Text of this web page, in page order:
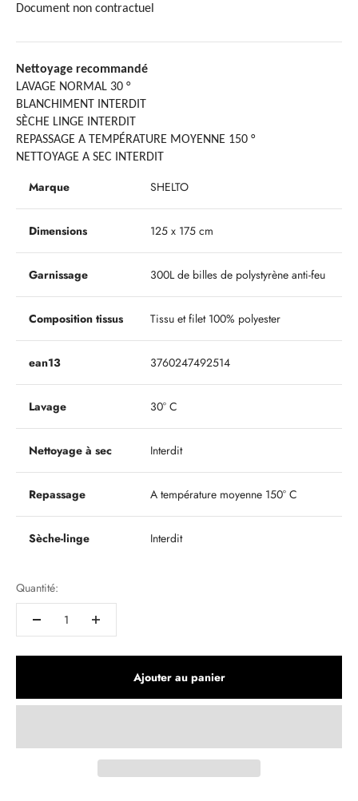
Document non contractuel
Nettoyage recommandé
LAVAGE NORMAL 30 °
BLANCHIMENT INTERDIT
SÈCHE LINGE INTERDIT
REPASSAGE A TEMPÉRATURE MOYENNE 150 °
NETTOYAGE A SEC INTERDIT
Marque SHELTO
Dimensions 125 x 175 cm
Garnissage 300L de billes de polystyrène anti-feu
Composition tissus Tissu et filet 100% polyester
ean13 3760247492514
Lavage 30° C
Nettoyage à sec Interdit
Repassage A température moyenne 150° C
Sèche-linge Interdit
Quantité:
Ajouter au panier